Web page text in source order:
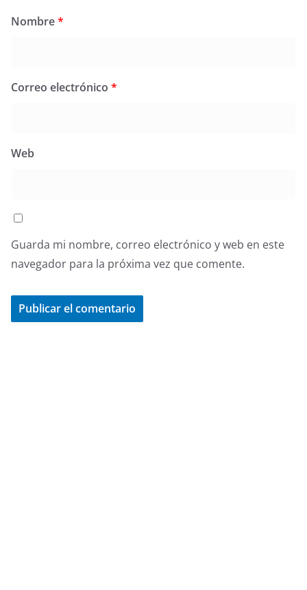
Nombre*
Correo electrónico *
Web
Guarda mi nombre, correo electrónico y web en este
navegador para la próxima vez que comente.